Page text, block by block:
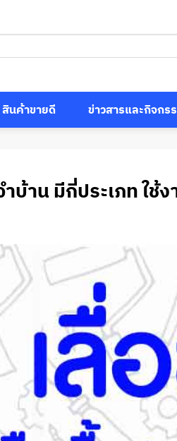
สินค้าขายดี ข่าวสารและกิจกร
บ้าน มีกี่ประเภท ใช้